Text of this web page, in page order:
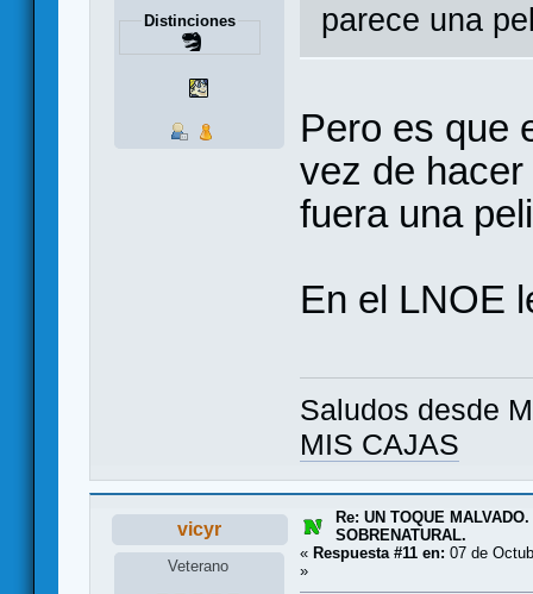
Distinciones
parece una
Pero es que
vez de
fuera una
En el LNOE
Saludos desde
MIS CAJAS
vicyr
Veterano
Re: UN TOQUE
SOBRENATURAL.
« Respuesta #11 en: 07 de
»